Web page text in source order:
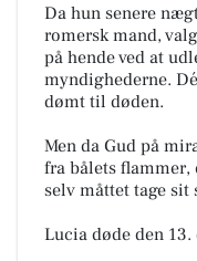
Da hun senere
romersk mand,
på hende ved at
myndighederne.
dømt til døden.
Men da Gud på
fra bålets flammer,
selv måttet tage
Lucia døde den